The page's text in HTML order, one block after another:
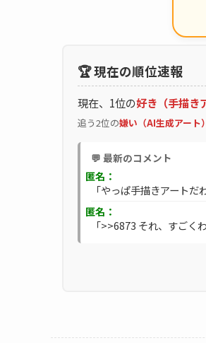
🏆 現在の順位速報
現在、1位の好き（手描き
追う2位の嫌い（AI生成アート）
💬 最新のコメント
匿名：
「やっぱ手描きアート
匿名：
「>>6873 それ、すごく